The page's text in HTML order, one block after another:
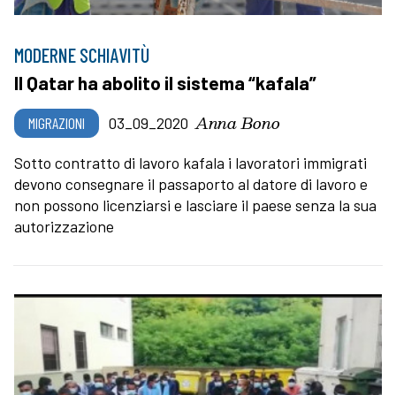
MODERNE SCHIAVITÙ
Il Qatar ha abolito il sistema “kafala”
MIGRAZIONI 03_09_2020 Anna Bono
Sotto contratto di lavoro kafala i lavoratori immigrati
devono consegnare il passaporto al datore di lavoro e
non possono licenziarsi e lasciare il paese senza la sua
autorizzazione